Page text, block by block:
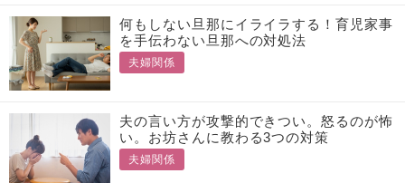
何もしない旦那にイライラする！育児家事
を手伝わない旦那への対処法
夫婦関係
夫の言い方が攻撃的できつい。怒るのが怖
い。お坊さんに教わる3つの対策
夫婦関係